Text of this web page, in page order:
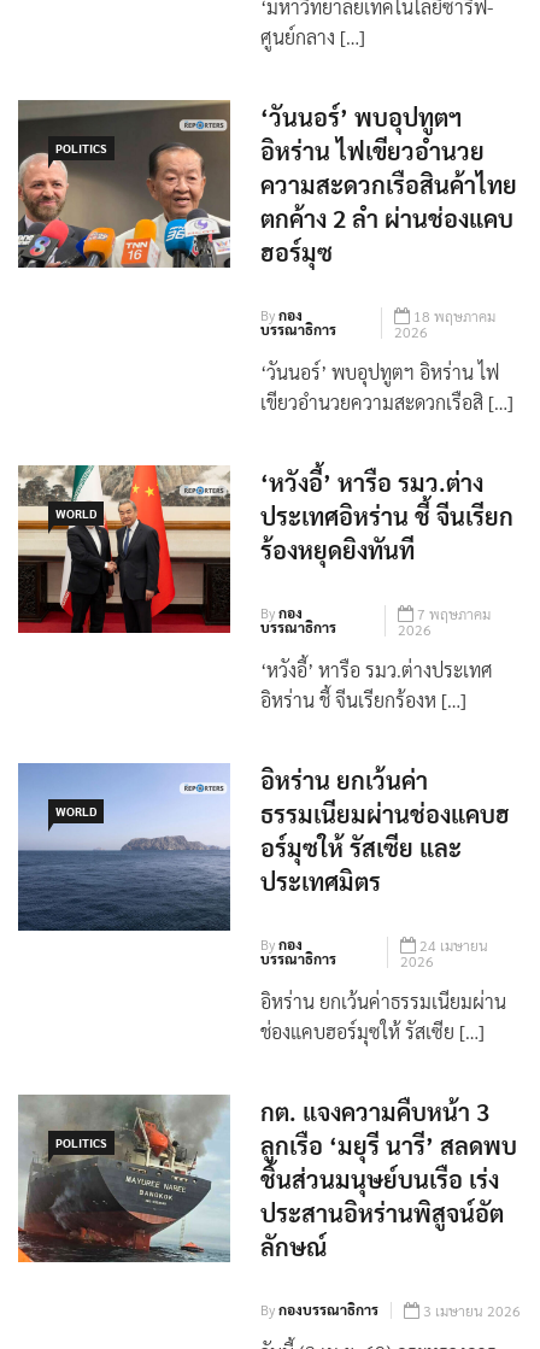
เปิดภาพความเสียหาย
‘มหาวิทยาลัยเทคโนโลยีซารีฟ-
POLITICS
‘วันนอร์’ พบอุปทูตฯ
อิหร่าน ไฟเขียวอำนวย
ความสะดวกเรือสินค้าไทย
ตกค้าง 2 ลำ ผ่านช่องแคบ
ฮอร์มุซ
Byกอง
บรรณาธิการ
18 พฤษภาคม
2026
WORLD
‘หวังอี้’ หารือ รมว.ต่าง
ประเทศอิหร่าน ชี้ จีนเรียก
ร้องหยุดยิงทันที
Byกอง
บรรณาธิการ
7 พฤษภาคม
2026
WORLD
อิหร่าน ยกเว้นค่า
ธรรมเนียมผ่านช่องแคบฮ
อร์มุซให้ รัสเซีย และ
ประเทศมิตร
Byกอง
บรรณาธิการ
24 เมษายน
2026
อิหร่าน ยกเว้นค่าธรรมเนียมผ่าน
POLITICS
กต. แจงความคืบหน้า 3
ลูกเรือ ‘มยุรี นารี’ สลดพบ
ชิ้นส่วนมนุษย์บนเรือ เร่ง
ประสานอิหร่านพิสูจน์อัต
ลักษณ์